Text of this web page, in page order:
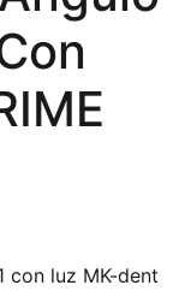
con luz MK-dent